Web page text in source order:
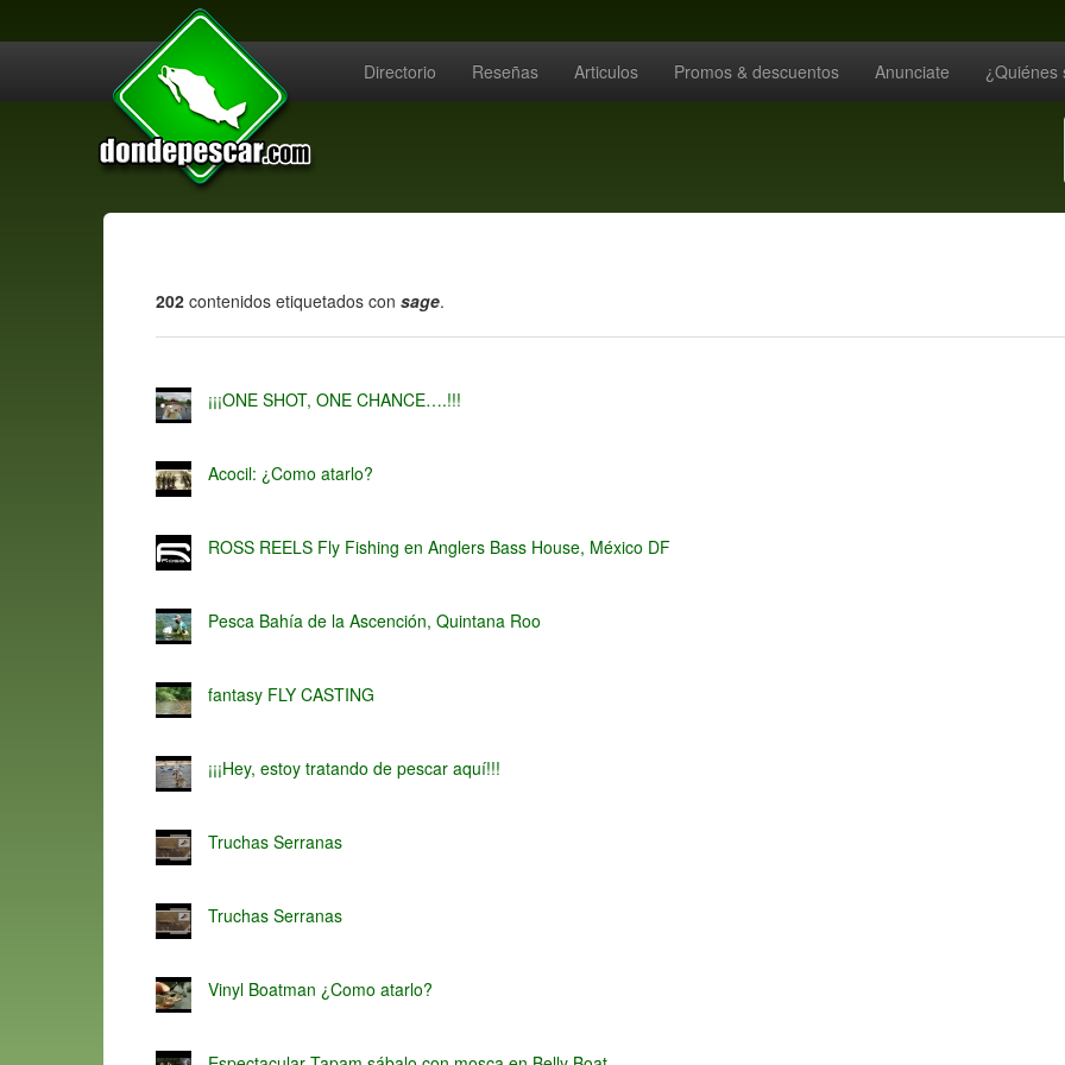
Directorio Reseñas Articulos Promos & descuentos Anunciate ¿Quiénes
202 contenidos etiquetados con sage.
¡¡¡ONE SHOT, ONE CHANCE….!!!
Acocil: ¿Como atarlo?
ROSS REELS Fly Fishing en Anglers Bass House, México DF
Pesca Bahía de la Ascención, Quintana Roo
fantasy FLY CASTING
¡¡¡Hey, estoy tratando de pescar aquí!!!
Truchas Serranas
Truchas Serranas
Vinyl Boatman ¿Como atarlo?